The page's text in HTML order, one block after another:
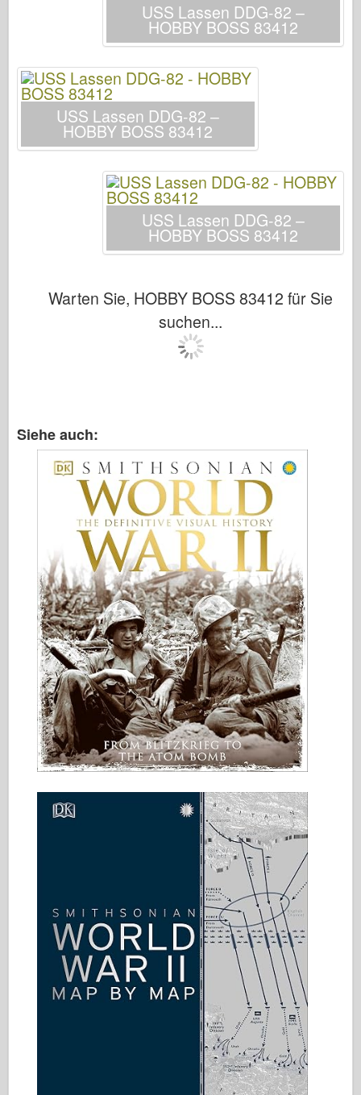
Meng Modell
Tamiya
Tristar
Trompeter
Kontakt
USS Lassen DDG-82 –
HOBBY BOSS 83412
USS Lassen DDG-82 –
HOBBY BOSS 83412
USS Lassen DDG-82 –
HOBBY BOSS 83412
Warten Sie, HOBBY BOSS 83412 für Sie
suchen...
Siehe auch: